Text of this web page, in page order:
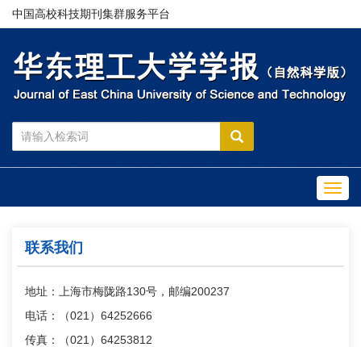
中国高校科技期刊集群服务平台
联系我们
地址：上海市梅陇路130号，邮编200237
电话：（021）64252666
传真：（021）64253812